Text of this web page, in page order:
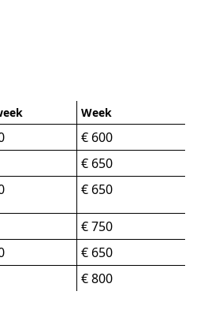
Week
€ 600
€ 650
€ 650
€ 750
€ 650
€ 800